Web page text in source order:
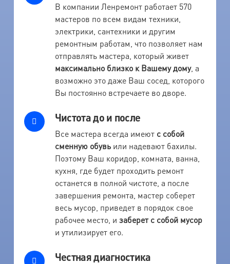
В компании Ленремонт работает 570
мастеров по всем видам техники,
электрики, сантехники и другим
ремонтным работам, что позволяет нам
отправлять мастера, который живет
максимально близко к Вашему дому, а
возможно это даже Ваш сосед, которого
Вы постоянно встречаете во дворе.
Чистота до и после
Все мастера всегда имеют с собой
сменную обувьили надевают бахилы.
Поэтому Ваш коридор, комната, ванна,
кухня, где будет проходить ремонт
останется в полной чистоте, а после
завершения ремонта, мастер соберет
весь мусор, приведет в порядок свое
рабочее место, и заберет с собой мусор
и утилизирует его.
Честная диагностика